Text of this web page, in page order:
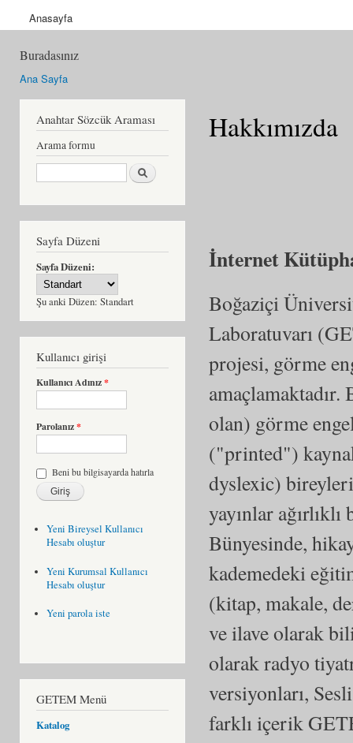
Anasayfa
Buradasınız
Ana Sayfa
Anahtar Sözcük Araması
Arama formu
Ara
Sayfa Düzeni
Sayfa Düzeni:
Şu anki Düzen: Standart
Kullanıcı girişi
Kullanıcı Adınız*
Parolanız*
Beni bu bilgisayarda hatırla
Yeni Bireysel Kullanıcı
Hesabı oluştur
Yeni Kurumsal Kullanıcı
Hesabı oluştur
Yeni parola iste
GETEM Menü
Katalog
Hakkımızda
İnternet
Boğaziçi
Laboratuvarı
projesi, görme
amaçlamaktadır.
olan) görme
("printed")
dyslexic)
yayınlar
Bünyesinde,
kademedeki
(kitap, makale,
ve ilave olarak
olarak radyo
versiyonları,
farklı içerik